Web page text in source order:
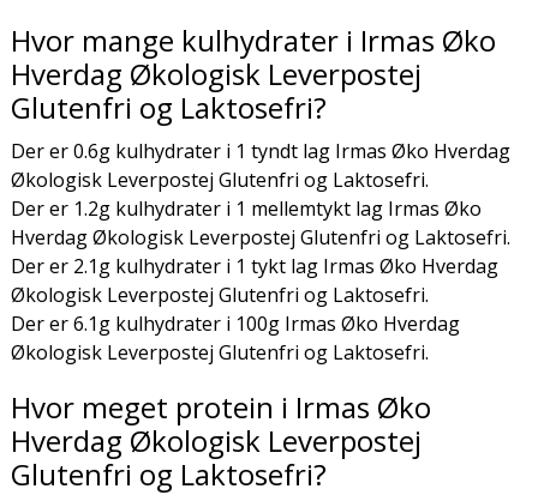
Hvor mange kulhydrater i Irmas Øko
Hverdag Økologisk Leverpostej
Glutenfri og Laktosefri?
Der er 0.6g kulhydrater i 1 tyndt lag Irmas Øko Hverdag
Økologisk Leverpostej Glutenfri og Laktosefri.
Der er 1.2g kulhydrater i 1 mellemtykt lag Irmas Øko
Hverdag Økologisk Leverpostej Glutenfri og Laktosefri.
Der er 2.1g kulhydrater i 1 tykt lag Irmas Øko Hverdag
Økologisk Leverpostej Glutenfri og Laktosefri.
Der er 6.1g kulhydrater i 100g Irmas Øko Hverdag
Økologisk Leverpostej Glutenfri og Laktosefri.
Hvor meget protein i Irmas Øko
Hverdag Økologisk Leverpostej
Glutenfri og Laktosefri?